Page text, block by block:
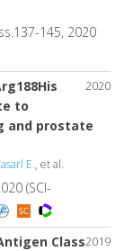
145, 2020
2020
to
and prostate
E., et al.
(SCI-
2019
Class